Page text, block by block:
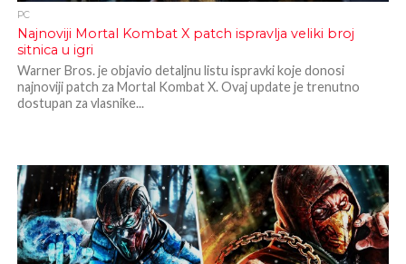
PC
Najnoviji Mortal Kombat X patch ispravlja veliki broj
sitnica u igri
Warner Bros. je objavio detaljnu listu ispravki koje donosi
najnoviji patch za Mortal Kombat X. Ovaj update je trenutno
dostupan za vlasnike...